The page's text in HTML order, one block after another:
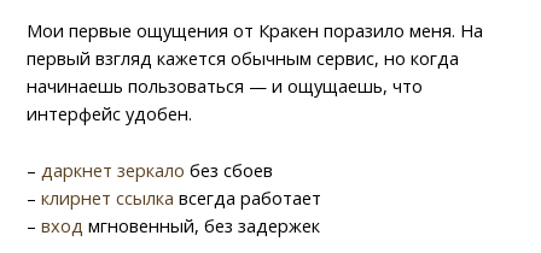
Мои первые ощущения от Кракен поразило меня. На
первый взгляд кажется обычным сервис, но когда
начинаешь пользоваться — и ощущаешь, что
интерфейс удобен.
– даркнет зеркало без сбоев
–клирнет ссылка всегда работает
–вход мгновенный, без задержек